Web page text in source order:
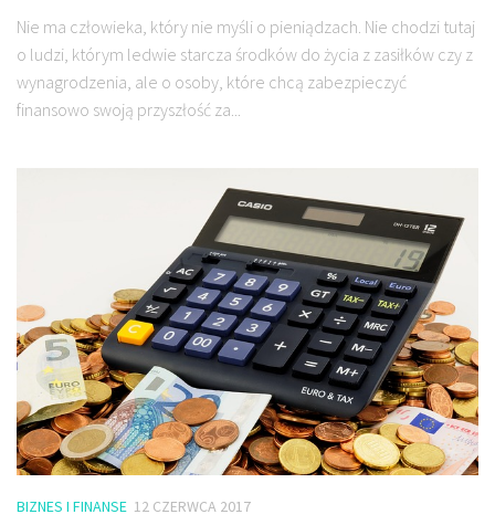
Nie ma człowieka, który nie myśli o pieniądzach. Nie chodzi tutaj
o ludzi, którym ledwie starcza środków do życia z zasiłków czy z
wynagrodzenia, ale o osoby, które chcą zabezpieczyć
finansowo swoją przyszłość za...
BIZNES I FINANSE 12 CZERWCA 2017